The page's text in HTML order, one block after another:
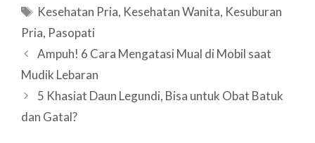
Tags
Kesehatan Pria, Kesehatan Wanita, Kesuburan
Pria, Pasopati
Post
navigation
Ampuh! 6 Cara Mengatasi Mual di Mobil saat
Mudik Lebaran
5 Khasiat Daun Legundi, Bisa untuk Obat Batuk
dan Gatal?